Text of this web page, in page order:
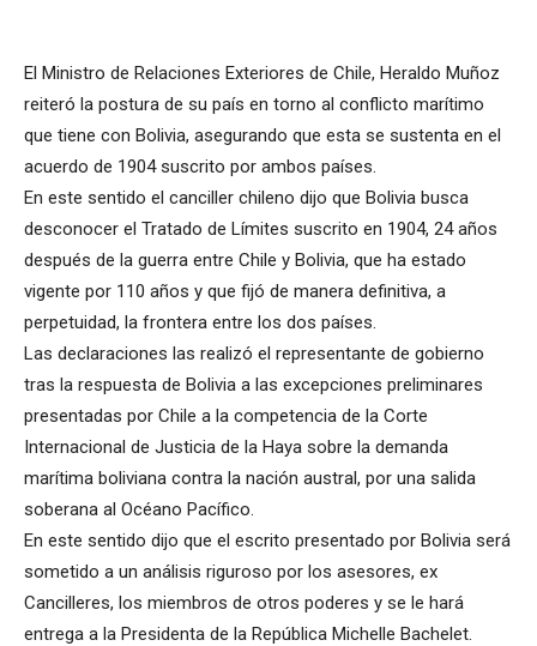
El Ministro de Relaciones Exteriores de Chile, Heraldo Muñoz
reiteró la postura de su país en torno al conflicto marítimo
que tiene con Bolivia, asegurando que esta se sustenta en el
acuerdo de 1904 suscrito por ambos países.
En este sentido el canciller chileno dijo que Bolivia busca
desconocer el Tratado de Límites suscrito en 1904, 24 años
después de la guerra entre Chile y Bolivia, que ha estado
vigente por 110 años y que fijó de manera definitiva, a
perpetuidad, la frontera entre los dos países.
Las declaraciones las realizó el representante de gobierno
tras la respuesta de Bolivia a las excepciones preliminares
presentadas por Chile a la competencia de la Corte
Internacional de Justicia de la Haya sobre la demanda
marítima boliviana contra la nación austral, por una salida
soberana al Océano Pacífico.
En este sentido dijo que el escrito presentado por Bolivia será
sometido a un análisis riguroso por los asesores, ex
Cancilleres, los miembros de otros poderes y se le hará
entrega a la Presidenta de la República Michelle Bachelet.